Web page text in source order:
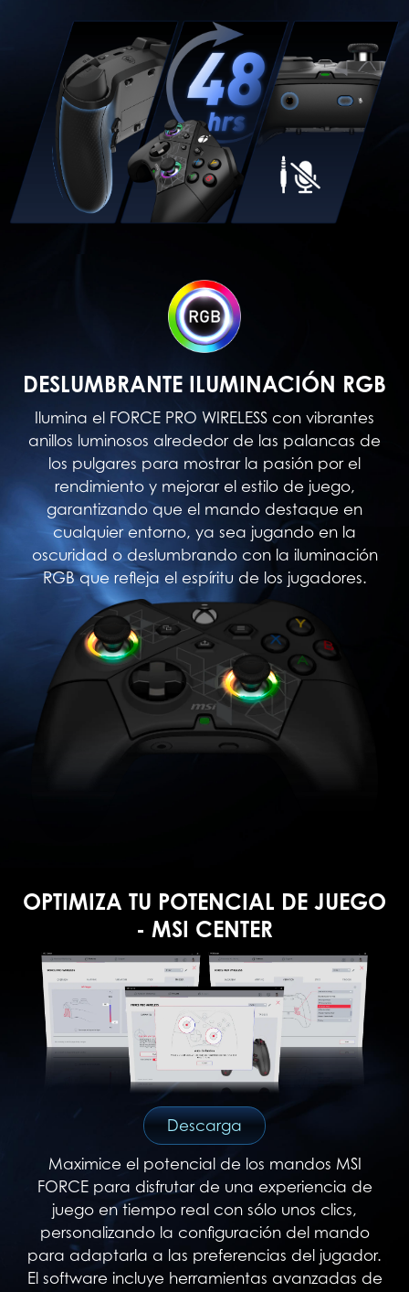
DESLUMBRANTE ILUMINACIÓN RGB
Ilumina el FORCE PRO WIRELESS con vibrantes
anillos luminosos alrededor de las palancas de
los pulgares para mostrar la pasión por el
rendimiento y mejorar el estilo de juego,
garantizando que el mando destaque en
cualquier entorno, ya sea jugando en la
oscuridad o deslumbrando con la iluminación
RGB que refleja el espíritu de los jugadores.
OPTIMIZA TU POTENCIAL DE JUEGO
- MSI CENTER
Descarga
Maximice el potencial de los mandos MSI
FORCE para disfrutar de una experiencia de
juego en tiempo real con sólo unos clics,
personalizando la configuración del mando
para adaptarla a las preferencias del jugador.
El software incluye herramientas avanzadas de